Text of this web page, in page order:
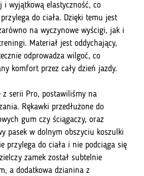
i wyjątkową elastyczność, co
do ciała. Dzięki temu jest
na wyczynowe wyścigi, jak i
Materiał jest oddychający,
odprowadza wilgoć, co
komfort przez cały dzień jazdy.
z serii Pro, postawiliśmy na
Rękawki przedłużone do
gum czy ściągaczy, oraz
pasek w dolnym obszyciu koszulki
przylega do ciała i nie podciąga się
zamek został subtelnie
a dodatkowa dzianina z